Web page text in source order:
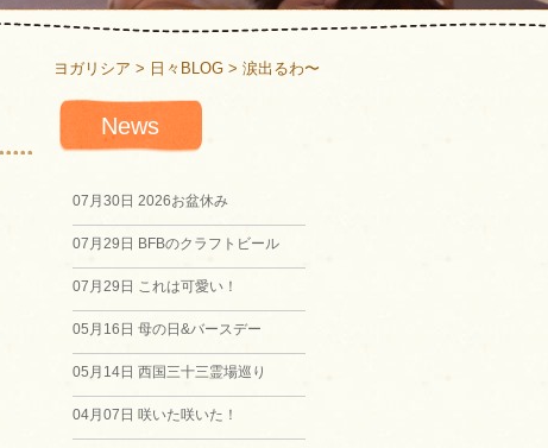
ヨガリシア > 日々BLOG > 涙出るわ〜
News
07月30日 2026お盆休み
07月29日 BFBのクラフトビール
07月29日 これは可愛い！
05月16日 母の日&バースデー
05月14日 西国三十三霊場巡り
04月07日 咲いた咲いた！